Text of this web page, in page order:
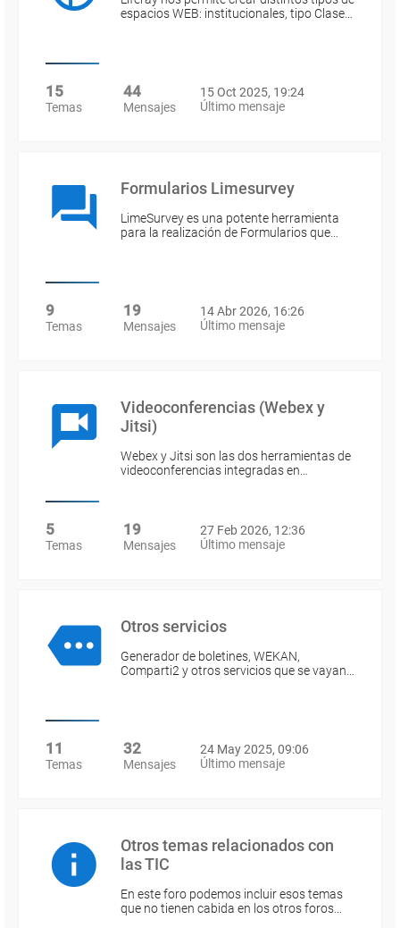
espacios WEB: institucionales, tipo Clase…
15
Temas
44
Mensajes
15 Oct 2025, 19:24
Último mensaje
Formularios Limesurvey
LimeSurvey es una potente herramienta
para la realización de Formularios que…
9
Temas
19
Mensajes
14 Abr 2026, 16:26
Último mensaje
Videoconferencias (Webex y
Jitsi)
Webex y Jitsi son las dos herramientas de
videoconferencias integradas en…
5
Temas
19
Mensajes
27 Feb 2026, 12:36
Último mensaje
Otros servicios
Generador de boletines, WEKAN,
Comparti2 y otros servicios que se vayan…
11
Temas
32
Mensajes
24 May 2025, 09:06
Último mensaje
Otros temas relacionados con
las TIC
En este foro podemos incluir esos temas
que no tienen cabida en los otros foros…